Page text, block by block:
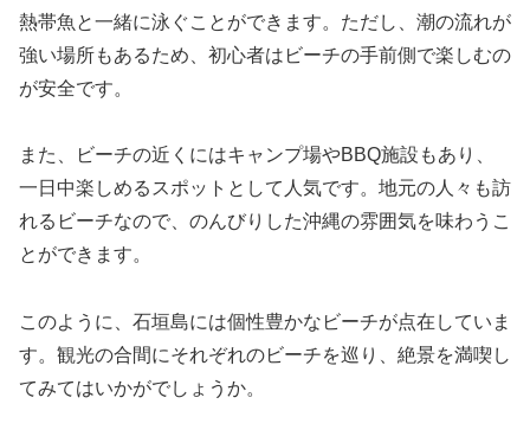
熱帯魚と一緒に泳ぐことができます。ただし、潮の流れが
強い場所もあるため、初心者はビーチの手前側で楽しむの
が安全です。
また、ビーチの近くにはキャンプ場やBBQ施設もあり、
一日中楽しめるスポットとして人気です。地元の人々も訪
れるビーチなので、のんびりした沖縄の雰囲気を味わうこ
とができます。
このように、石垣島には個性豊かなビーチが点在していま
す。観光の合間にそれぞれのビーチを巡り、絶景を満喫し
てみてはいかがでしょうか。